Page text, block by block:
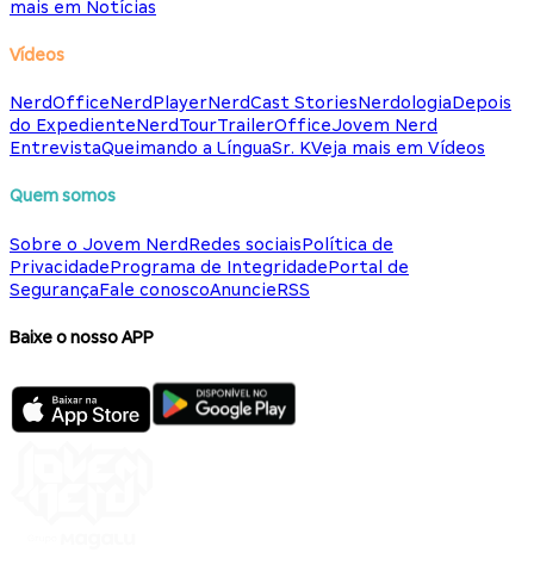
mais em Notícias
Vídeos
NerdOfficeNerdPlayerNerdCast StoriesNerdologiaDepois
do ExpedienteNerdTourTrailerOfficeJovem Nerd
EntrevistaQueimando a LínguaSr. KVeja mais em Vídeos
Quem somos
Sobre o Jovem NerdRedes sociaisPolítica de
PrivacidadePrograma de IntegridadePortal de
SegurançaFale conoscoAnuncieRSS
Baixe o nosso APP